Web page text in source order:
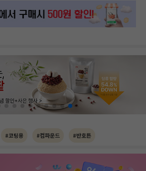
#코팅용 #컴파운드 #반호튼